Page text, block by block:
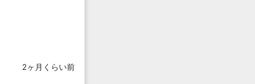
2ヶ月くらい前